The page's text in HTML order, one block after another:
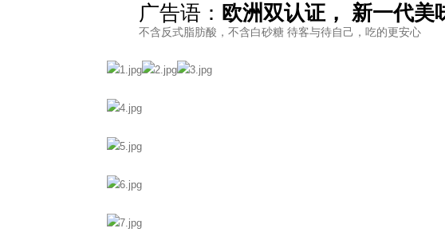
广告语： 欧洲双认证， 新一代美
不含反式脂肪酸，不含白砂糖 待客与待自己，吃的更安心